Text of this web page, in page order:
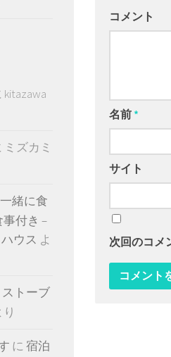
コメント
名前 *
サイト
次回のコメ
kitazawa
ミズカミ
緒に食
事付き –
ウス よ
ストーブ
り
に 宿泊